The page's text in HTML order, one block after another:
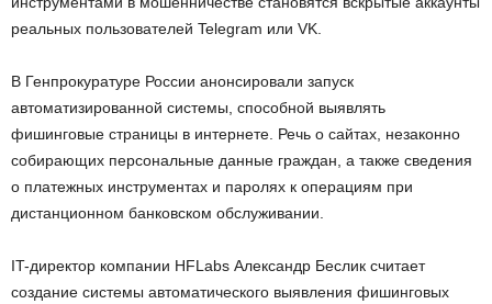
реальных пользователей Telegram или VK.
В Генпрокуратуре России анонсировали запуск
автоматизированной системы, способной выявлять
фишинговые страницы в интернете. Речь о сайтах, незаконно
собирающих персональные данные граждан, а также сведения
о платежных инструментах и паролях к операциям при
дистанционном банковском обслуживании.
IT-директор компании HFLabs Александр Беслик считает
создание системы автоматического выявления фишинговых